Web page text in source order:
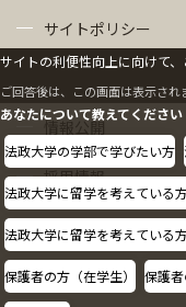
サイトポリシー
情報公開
採用情報
教職員の方へ
サイトの利便性向上に向けて、
ご回答後は、この画面は表示され
あなたについて教えてくださ
法政大学の学部で学びたい方
法政大学に留学を考えている方
法政大学に留学を考えている方
保護者の方（在学生） 保護者